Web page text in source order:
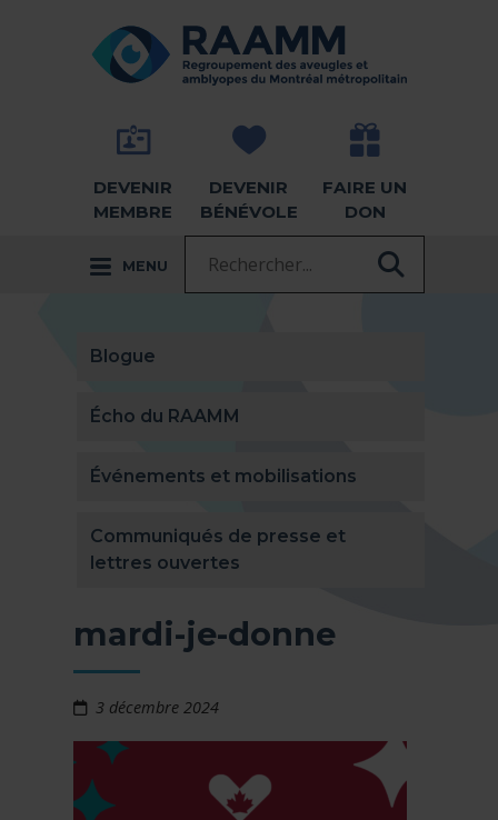
RETOUR À LA PAGE D'ACCUEIL -
DEVENIR
MEMBRE
DEVENIR
BÉNÉVOLE
FAIRE UN
DON
MENU
Blogue
Écho du RAAMM
Événements et mobilisations
Communiqués de presse et
lettres ouvertes
mardi-je-donne
3 décembre 2024